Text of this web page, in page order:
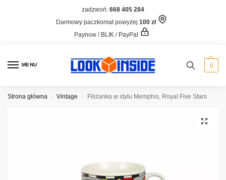
zadzwoń: 668 405 284
Darmowy paczkomat powyżej 100 zł
Paynow / BLIK / PayPal
MENU 0
Strona główna / Vintage / Filiżanka w stylu Memphis, Royal Five Stars